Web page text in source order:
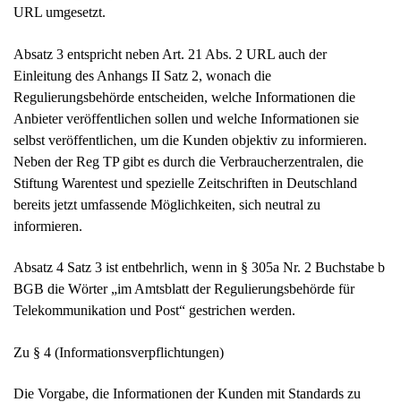
URL umgesetzt.
Absatz 3 entspricht neben Art. 21 Abs. 2 URL auch der
Einleitung des Anhangs II Satz 2, wonach die
Regulierungsbehörde entscheiden, welche Informationen die
Anbieter veröffentlichen sollen und welche Informationen sie
selbst veröffentlichen, um die Kunden objektiv zu informieren.
Neben der Reg TP gibt es durch die Verbraucherzentralen, die
Stiftung Warentest und spezielle Zeitschriften in Deutschland
bereits jetzt umfassende Möglichkeiten, sich neutral zu
informieren.
Absatz 4 Satz 3 ist entbehrlich, wenn in § 305a Nr. 2 Buchstabe b
BGB die Wörter „im Amtsblatt der Regulierungsbehörde für
Telekommunikation und Post“ gestrichen werden.
Zu § 4 (Informationsverpflichtungen)
Die Vorgabe, die Informationen der Kunden mit Standards zu